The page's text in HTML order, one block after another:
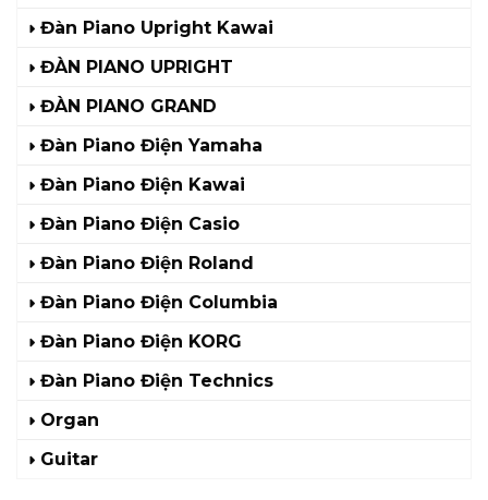
Đàn Piano Upright Kawai
ĐÀN PIANO UPRIGHT
ĐÀN PIANO GRAND
Đàn Piano Điện Yamaha
Đàn Piano Điện Kawai
Đàn Piano Điện Casio
Đàn Piano Điện Roland
Đàn Piano Điện Columbia
Đàn Piano Điện KORG
Đàn Piano Điện Technics
Organ
Guitar